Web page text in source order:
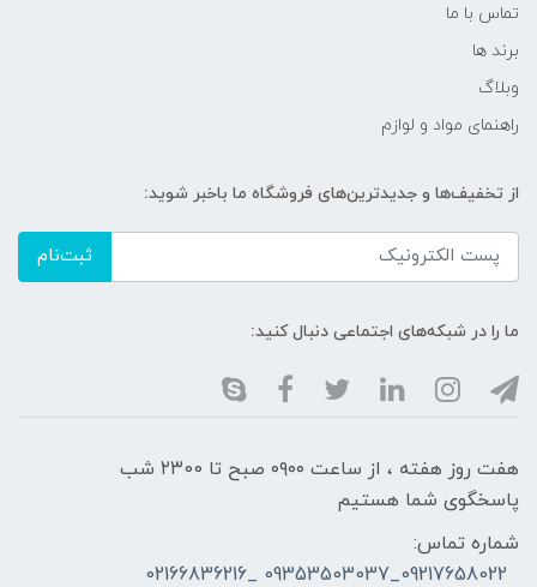
تماس با ما
برند ها
وبلاگ
راهنمای مواد و لوازم
از تخفیف‌ها و جدیدترین‌های فروشگاه ما باخبر شوید:
ثبت‌نام
ما را در شبکه‌های اجتماعی دنبال کنید:
هفت روز هفته ، از ساعت ۰۹۰۰ صبح تا ۲۳00 شب
پاسخگوی شما هستیم
شماره تماس:
09217658022_09353503037 _02166836216